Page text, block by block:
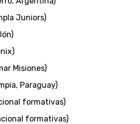
Juniors)
Misiones)
Paraguay)
formativas)
formativas)